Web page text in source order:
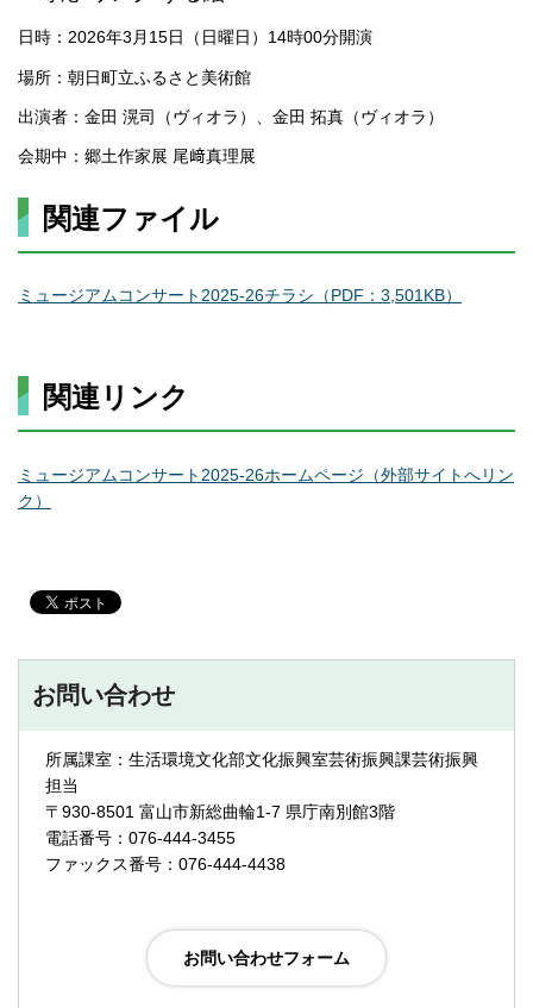
日時：2026年3月15日（日曜日）14時00分開演
場所：朝日町立ふるさと美術館
出演者：金田 滉司（ヴィオラ）、金田 拓真（ヴィオラ）
会期中：郷土作家展 尾﨑真理展
関連ファイル
ミュージアムコンサート2025-26チラシ（PDF：3,501KB）
関連リンク
ミュージアムコンサート2025-26ホームページ（外部サイトへリン
ク）
お問い合わせ
所属課室：生活環境文化部文化振興室芸術振興課芸術振興
担当
〒930-8501 富山市新総曲輪1-7 県庁南別館3階
電話番号：076-444-3455
ファックス番号：076-444-4438